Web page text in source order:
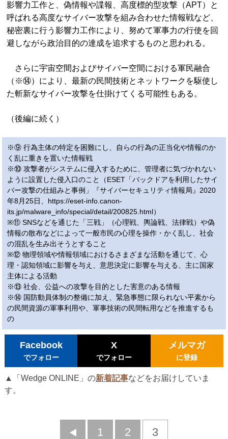
影響力工作と、偽情報や諜報、高度標的型攻撃（APT）と
呼ばれる高度なサイバー攻撃を組み合わせた情報戦など、
秘密裏に行う影響力工作により、努めて軍事力の行使を回
避しながら政治目的の達成を追求するものと思われる。
さらに宇宙空間およびサイバー空間における軍民融合
（※⑭）により、最新の民間技術とネットワークを駆使し
た斬新なサイバー攻撃を仕掛けてくる可能性もある。
（後編に続く）
※⑨ 行為主体の特定を困難にし、自らの行為の正当化や情報のか
く乱に重きを置いた情報戦
※⑩ 攻撃者がシステムに侵入するために、管理者に気づかれない
ように設置した侵入口のこと（ESET「バックドアを利用したサイ
バー攻撃の仕組みと事例」『サイバーセキュリティ情報局』2020
年8月25日、https://eset-info.canon-
its.jp/malware_info/special/detail/200825.html）
※⑪ SNSなどを通じた「三戦」（心理戦、輿論戦、法律戦）や偽
情報の散布などによって一般市民の心理を操作・かく乱し、社会
の混乱を生み出そうとすること
※⑫ 物理領域や情報領域におけるさまざまな活動を通じて、心
理・認知領域に影響を与え、意思決定に影響を与える、主に国家
主体による活動
※⑬ 社会、公益への攻撃を目的とした害意のある情報
※⑭ 国防動員体制の整備に加え、緊急事態に限られない平素から
の民間資源の軍事利用や、軍事技術の民間転用などを推進するも
の
Facebook
でフォロー
X
でフォロー
メルマガ
に登録
▲「Wedge ONLINE」の新着記事などをお届けしていま
す。
前
1 2 3